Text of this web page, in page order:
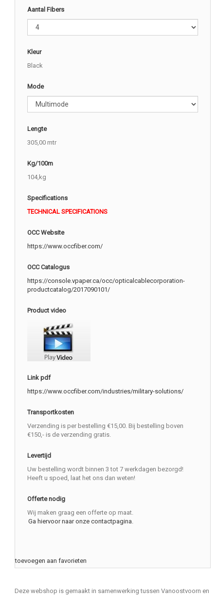
Aantal Fibers
Kleur
Black
Mode
Lengte
305,00 mtr
Kg/100m
104,kg
Specifications
TECHNICAL SPECIFICATIONS
OCC Website
https://www.occfiber.com/
OCC Catalogus
https://console.vpaper.ca/occ/opticalcablecorporation-
productcatalog/2017090101/
Product video
Link pdf
https://www.occfiber.com/industries/military-solutions/
Transportkosten
Verzending is per bestelling €15,00. Bij bestelling boven
€150,- is de verzending gratis.
Levertijd
Uw bestelling wordt binnen 3 tot 7 werkdagen bezorgd!
Heeft u spoed, laat het ons dan weten!
Offerte nodig
Wij maken graag een offerte op maat.
Ga hiervoor naar onze contactpagina.
toevoegen aan favorieten
Deze webshop is gemaakt in samenwerking tussen Vanoostvoorn en